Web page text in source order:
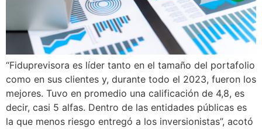
“Fiduprevisora es líder tanto en el tamaño del portafolio
como en sus clientes y, durante todo el 2023, fueron los
mejores. Tuvo en promedio una calificación de 4,8, es
decir, casi 5 alfas. Dentro de las entidades públicas es
la que menos riesgo entregó a los inversionistas”, acotó